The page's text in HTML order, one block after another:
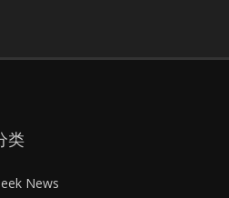
类
News